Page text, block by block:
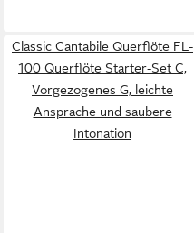
Classic Cantabile Querflöte FL-
100 Querflöte Starter-Set C,
Vorgezogenes G, leichte
Ansprache und saubere
Intonation